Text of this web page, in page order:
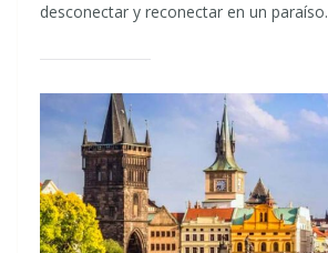
desconectar y reconectar en un paraíso.